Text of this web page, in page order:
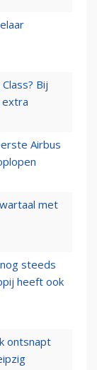
Bij
extra
Airbus
met
steeds
heeft ook
ontsnapt